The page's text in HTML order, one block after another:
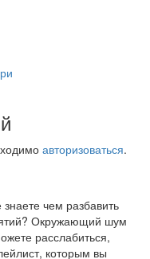
авторизоваться.
чем разбавить
Окружающий шум
расслабиться,
которым вы